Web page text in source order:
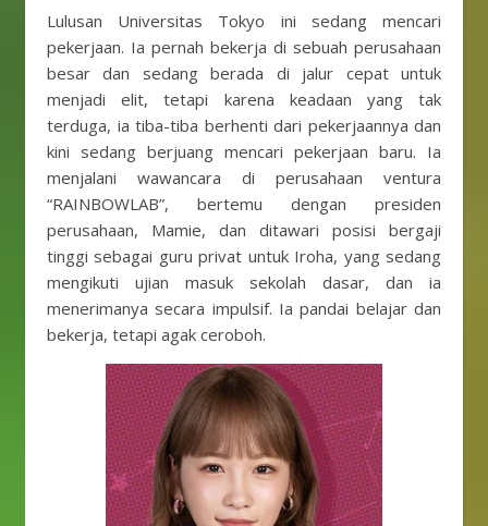
Lulusan Universitas Tokyo ini sedang mencari
pekerjaan. Ia pernah bekerja di sebuah perusahaan
besar dan sedang berada di jalur cepat untuk
menjadi elit, tetapi karena keadaan yang tak
terduga, ia tiba-tiba berhenti dari pekerjaannya dan
kini sedang berjuang mencari pekerjaan baru. Ia
menjalani wawancara di perusahaan ventura
“RAINBOWLAB”, bertemu dengan presiden
perusahaan, Mamie, dan ditawari posisi bergaji
tinggi sebagai guru privat untuk Iroha, yang sedang
mengikuti ujian masuk sekolah dasar, dan ia
menerimanya secara impulsif. Ia pandai belajar dan
bekerja, tetapi agak ceroboh.